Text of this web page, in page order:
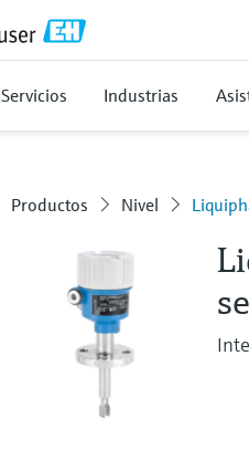
Servicios Industrias
Productos Nivel